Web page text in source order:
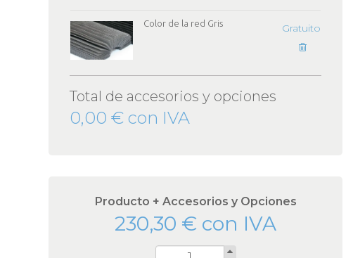
Color de la red Gris Gratuito
Total de accesorios y opciones
0,00 € con IVA
Producto + Accesorios y Opciones
230,30 € con IVA
Cantidad